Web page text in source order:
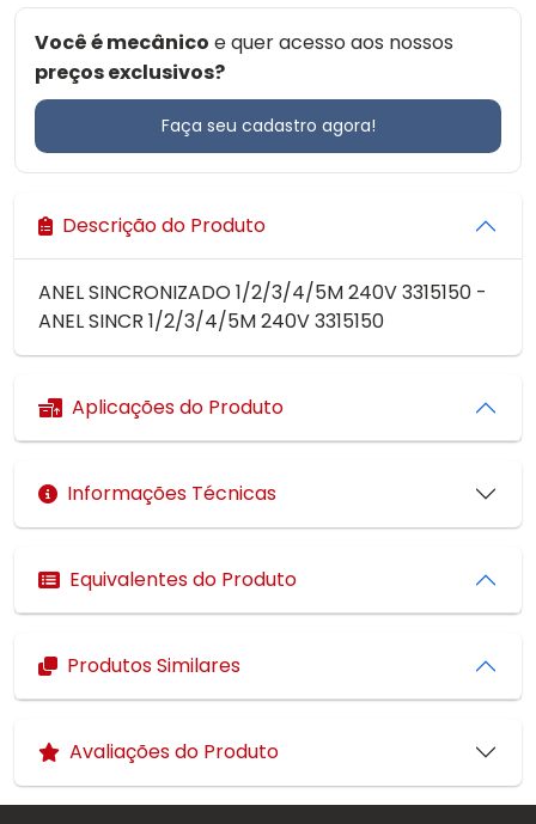
Você é mecânico e quer acesso aos nossos
preços exclusivos?
Faça seu cadastro agora!
Descrição do Produto
ANEL SINCRONIZADO 1/2/3/4/5M 240V 3315150 -
ANEL SINCR 1/2/3/4/5M 240V 3315150
Aplicações do Produto
Informações Técnicas
Equivalentes do Produto
Produtos Similares
Avaliações do Produto